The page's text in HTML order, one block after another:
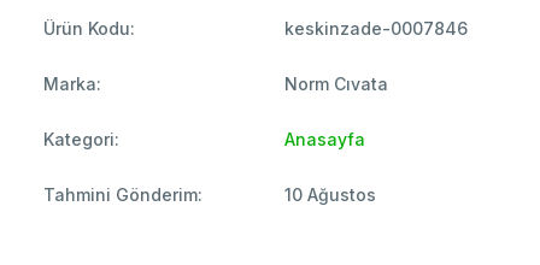
Ürün Kodu: keskinzade-0007846
Marka: Norm Cıvata
Kategori: Anasayfa
Tahmini Gönderim: 10 Ağustos